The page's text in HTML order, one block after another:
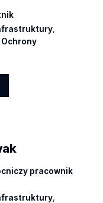
,
Ochrony
pracownik
,